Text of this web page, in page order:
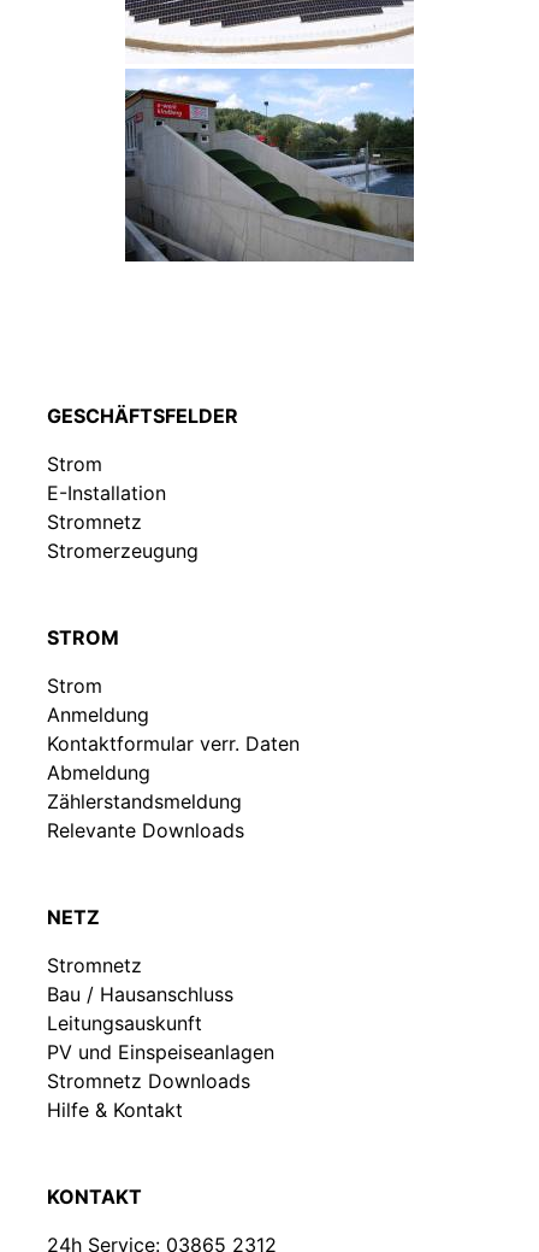
GESCHÄFTSFELDER
Strom
E-Installation
Stromnetz
Stromerzeugung
STROM
Strom
Anmeldung
Kontaktformular verr. Daten
Abmeldung
Zählerstandsmeldung
Relevante Downloads
NETZ
Stromnetz
Bau / Hausanschluss
Leitungsauskunft
PV und Einspeiseanlagen
Stromnetz Downloads
Hilfe & Kontakt
KONTAKT
24h Service: 03865 2312